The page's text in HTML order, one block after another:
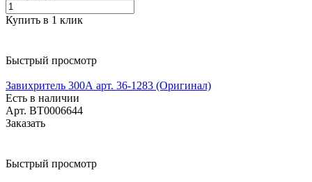
Купить в 1 клик
Быстрый просмотр
Завихритель 300А арт. 36-1283 (Оригинал)
Есть в наличии
Арт. BT0006644
Заказать
Быстрый просмотр